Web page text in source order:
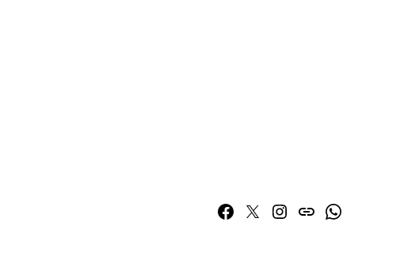
Facebook
TwitterInstagram
issuuWhatsapp